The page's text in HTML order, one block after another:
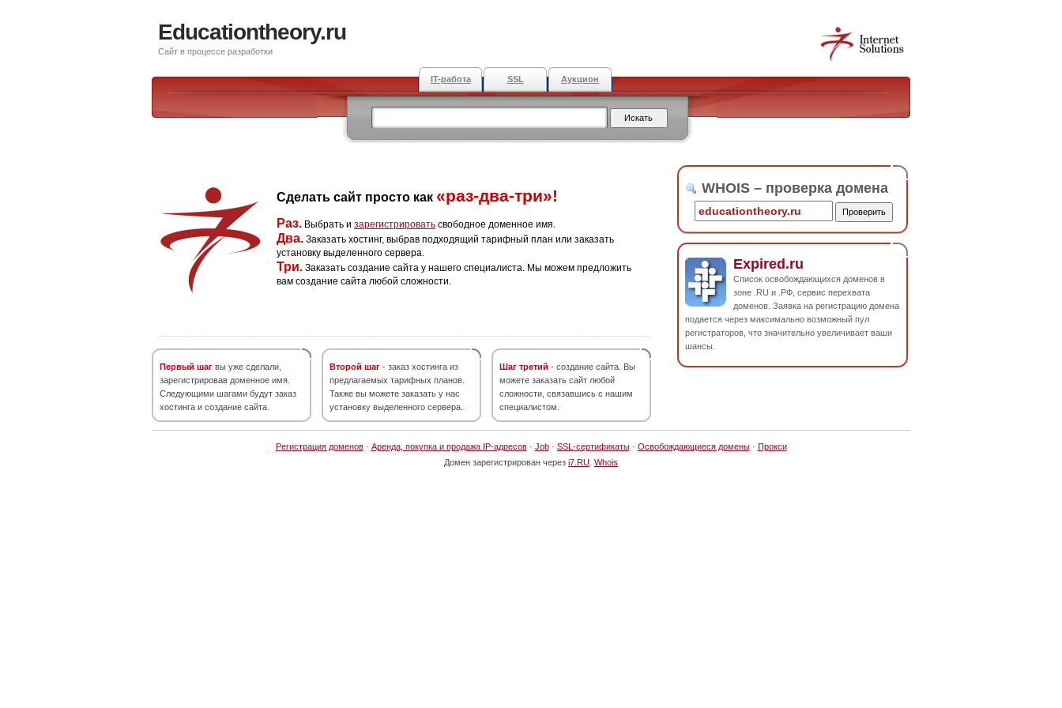
Educationtheory.ru
Сайт в процессе разработки
IT-работа SSL Аукцион
Сделать сайт просто как «раз-два-три»!
Раз. Выбрать и зарегистрировать свободное доменное имя.
Два. Заказать хостинг, выбрав подходящий тарифный план или заказать
установку выделенного сервера.
Три. Заказать создание сайта у нашего специалиста. Мы можем предложить
вам создание сайта любой сложности.
Первый шаг вы уже сделали,
зарегистрировав доменное имя.
Следующими шагами будут заказ
хостинга и создание сайта.
Второй шаг - заказ хостинга из
предлагаемых тарифных планов.
Также вы можете заказать у нас
установку выделенного сервера.
Шаг третий - создание сайта. Вы
можете заказать сайт любой
сложности, связавшись с нашим
специалистом.
WHOIS – проверка домена
Expired.ru
Список освобождающихся доменов в
зоне .RU и .РФ, сервис перехвата
доменов. Заявка на регистрацию домена
подается через максимально возможный пул
регистраторов, что значительно увеличивает ваши
шансы.
Регистрация доменов· Аренда, покупка и продажа IP-адресов· Job· SSL-сертификаты· Освобождающиеся домены· Прокси
Домен зарегистрирован через i7.RU Whois